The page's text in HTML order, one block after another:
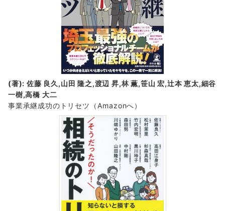
(著): 佐藤 良久,山田 隆之,渡辺 昇,林 薫,笹山 宏,辻本 恵太,細谷
一樹,高橋 大二
事業承継成功のトリセツ
（Amazonへ）